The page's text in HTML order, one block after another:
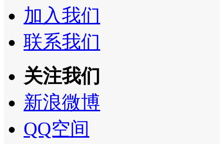
加入我们
联系我们
关注我们
新浪微博
QQ空间